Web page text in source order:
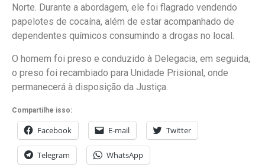
Norte. Durante a abordagem, ele foi flagrado vendendo
papelotes de cocaína, além de estar acompanhado de
dependentes químicos consumindo a drogas no local.
O homem foi preso e conduzido à Delegacia, em seguida,
o preso foi recambiado para Unidade Prisional, onde
permanecerá à disposição da Justiça.
Compartilhe isso:
Facebook E-mail Twitter
Telegram WhatsApp